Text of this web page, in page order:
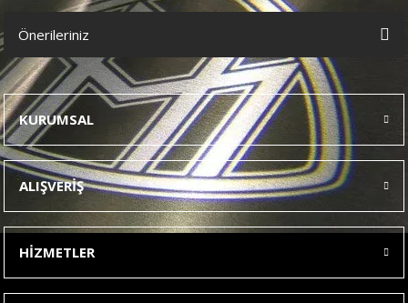
Önerileriniz
Bu ürünün fiyat bilgisi, resim, ürün açıklamalarında ve diğer
konularda yetersiz gördüğünüz noktaları öneri formunu kullanarak
tarafımıza iletebilirsiniz.
Görüş ve önerileriniz için teşekkür ederiz.
Ürün resmi kalitesiz, bozuk veya görüntülenemiyor.
Ürün açıklamasında eksik bilgiler bulunuyor.
Ürün bilgilerinde hatalar bulunuyor.
Ürün fiyatı diğer sitelerden daha pahalı.
Bu ürüne benzer farklı alternatifler olmalı.
KURUMSAL
ALIŞVERİŞ
HİZMETLER